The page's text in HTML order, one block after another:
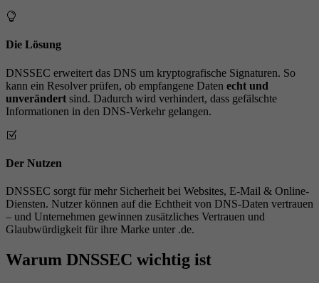
Die Lösung
DNSSEC erweitert das DNS um kryptografische Signaturen. So
kann ein Resolver prüfen, ob empfangene Daten echt und
unverändert sind. Dadurch wird verhindert, dass gefälschte
Informationen in den DNS-Verkehr gelangen.
Der Nutzen
DNSSEC sorgt für mehr Sicherheit bei Websites, E-Mail & Online-
Diensten. Nutzer können auf die Echtheit von DNS-Daten vertrauen
– und Unternehmen gewinnen zusätzliches Vertrauen und
Glaubwürdigkeit für ihre Marke unter .de.
Warum DNSSEC wichtig ist